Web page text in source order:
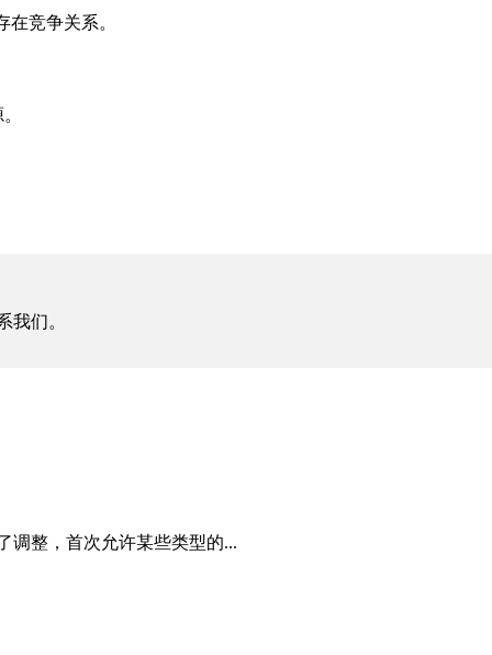
竞争关系。
我们。
调整，首次允许某些类型的...